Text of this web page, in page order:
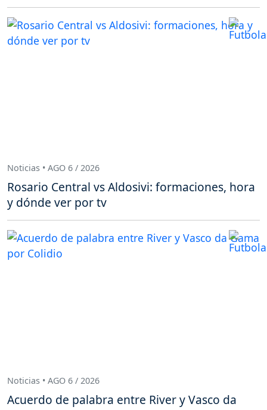
Noticias • AGO 6 / 2026
Rosario Central vs Aldosivi: formaciones, hora
y dónde ver por tv
Noticias • AGO 6 / 2026
Acuerdo de palabra entre River y Vasco da